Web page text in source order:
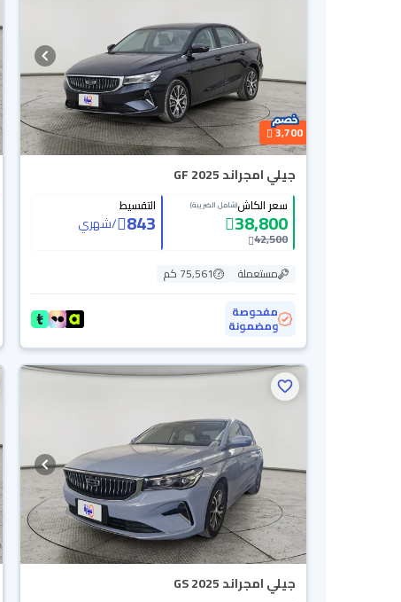
3,700
جيلي امجراند GF 2025
سعر الكاش(شامل الضريبة)
38,800
42,500
التقسيط
843
/شهري
مستعملة
75,561 كم
مفحوصة
ومضمونة
جيلي امجراند GS 2025